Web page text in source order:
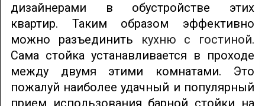
дизайнерами в обустройстве этих
квартир. Таким образом эффективно
можно разъединить
кухню с гостиной.
Сама стойка устанавливается в проходе
между двумя этими комнатами. Это
пожалуй наиболее удачный и популярный
прием использования барной стойки на